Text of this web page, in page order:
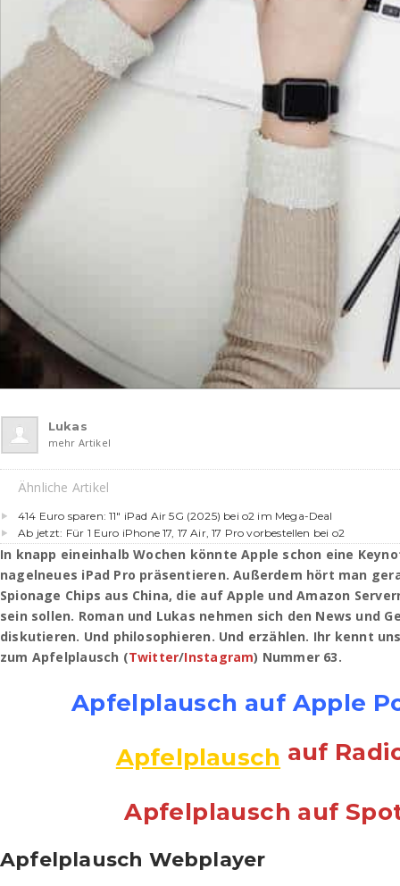
Lukas
mehr Artikel
Ähnliche Artikel
414 Euro sparen: 11″ iPad Air 5G (2025) bei o2 im Mega-Deal
Ab jetzt: Für 1 Euro iPhone 17, 17 Air, 17 Pro vorbestellen bei o2
In knapp eineinhalb Wochen könnte Apple schon eine
nagelneues iPad Pro präsentieren. Außerdem hört man
Spionage Chips aus China, die auf Apple und Amazon
sein sollen. Roman und Lukas nehmen sich den News und
diskutieren. Und philosophieren. Und erzählen. Ihr kennt
zum Apfelplausch (Twitter/Instagram) Nummer 63.
Apfelplausch auf Apple
Apfelplausch auf
Apfelplausch auf
Apfelplausch Webplayer